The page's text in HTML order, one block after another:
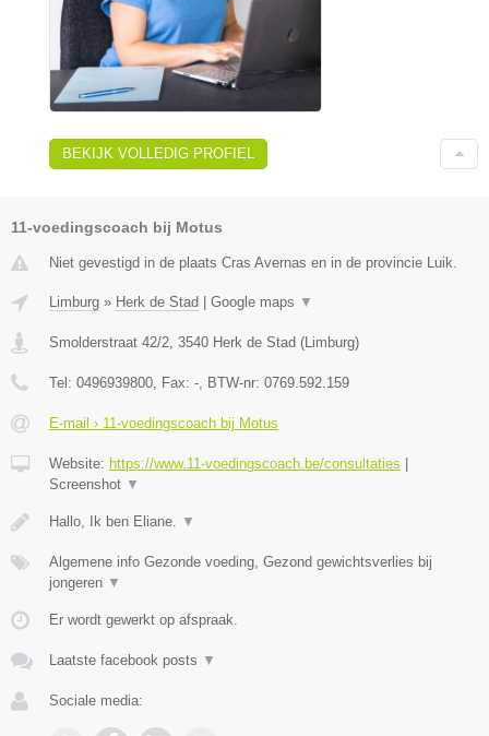
BEKIJK VOLLEDIG PROFIEL
11-voedingscoach bij Motus
Niet gevestigd in de plaats Cras Avernas en in de provincie Luik.
Limburg » Herk de Stad Google maps ▼
Smolderstraat 42/2, 3540 Herk de Stad (Limburg)
Tel: 0496939800, Fax: -, BTW-nr: 0769.592.159
E-mail › 11-voedingscoach bij Motus
Website: https://www.11-voedingscoach.be/consultaties
Screenshot ▼
Hallo, Ik ben Eliane. ▼
Algemene info Gezonde voeding, Gezond gewichtsverlies bij
jongeren ▼
Er wordt gewerkt op afspraak.
Laatste facebook posts ▼
Sociale media: